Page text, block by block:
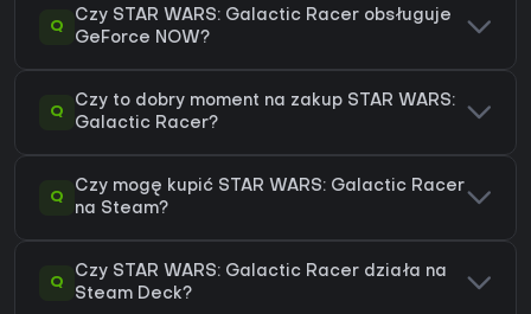
Q
Czy STAR WARS: Galactic Racer obsługuje
GeForce NOW?
Q
Czy to dobry moment na zakup STAR WARS:
Galactic Racer?
Q
Czy mogę kupić STAR WARS: Galactic Racer
na Steam?
Q
Czy STAR WARS: Galactic Racer działa na
Steam Deck?